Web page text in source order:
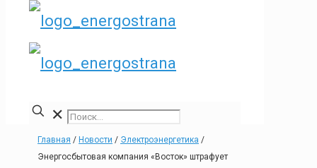
✕
Главная / Новости / Электроэнергетика /
Энергосбытовая компания «Восток» штрафует